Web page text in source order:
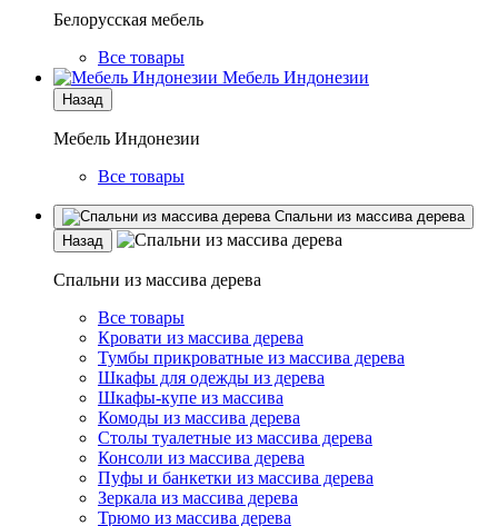
Белорусская мебель
Все товары
Мебель Индонезии
Назад
Мебель Индонезии
Все товары
Спальни из массива дерева
Назад
Спальни из массива дерева
Все товары
Кровати из массива дерева
Тумбы прикроватные из массива дерева
Шкафы для одежды из дерева
Шкафы-купе из массива
Комоды из массива дерева
Столы туалетные из массива дерева
Консоли из массива дерева
Пуфы и банкетки из массива дерева
Зеркала из массива дерева
Трюмо из массива дерева